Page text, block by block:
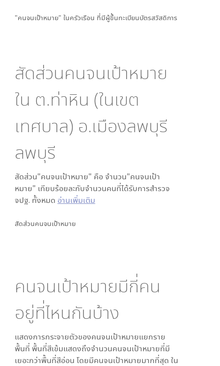
"คนจนเป้าหมาย" ในครัวเรือน ที่มีผู้ขึ้นทะเบียนบัตรสวัสดิการ
สัดส่วนคนจนเป้าหมาย
ใน ต.ท่าหิน (ในเขต
เทศบาล) อ.เมืองลพบุรี
ลพบุรี
สัดส่วน"คนจนเป้าหมาย" คือ จำนวน"คนจนเป้า
หมาย" เทียบร้อยละกับจำนวนคนที่ได้รับการสำรวจ
จปฐ. ทั้งหมด อ่านเพิ่มเติม
สัดส่วนคนจนเป้าหมาย
คนจนเป้าหมายมีกี่คน
อยู่ที่ไหนกันบ้าง
แสดงการกระจายตัวของคนจนเป้าหมายแยกราย
พื้นที่ พื้นที่สีเข้มแสดงถึงจำนวนคนจนเป้าหมายที่มี
เยอะกว่าพื้นที่สีอ่อน โดยมีคนจนเป้าหมายมากที่สุด ใน